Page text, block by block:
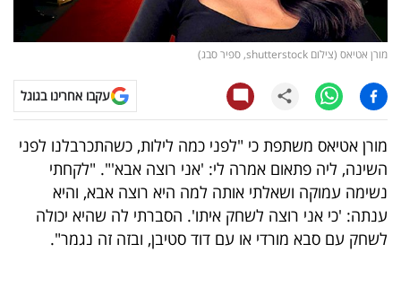
קריפטו
ויראלי
טלוויזיה
עסקי
ספורט
קריירה
ולימודים
מורן אטיאס (צילום shutterstock, ספיר סבג)
עקבו אחרינו בגוגל
מורן אטיאס משתפת כי "לפני כמה לילות, כשהתכרבלנו לפני
השינה, ליה פתאום אמרה לי: 'אני רוצה אבא'". "לקחתי
נשימה עמוקה ושאלתי אותה למה היא רוצה אבא, והיא
ענתה: 'כי אני רוצה לשחק איתו'. הסברתי לה שהיא יכולה
לשחק עם סבא מורדי או עם דוד סטיבן, ובזה זה נגמר".